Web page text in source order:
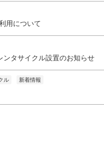
用について
ンタサイクル設置のお知らせ
ル 新着情報